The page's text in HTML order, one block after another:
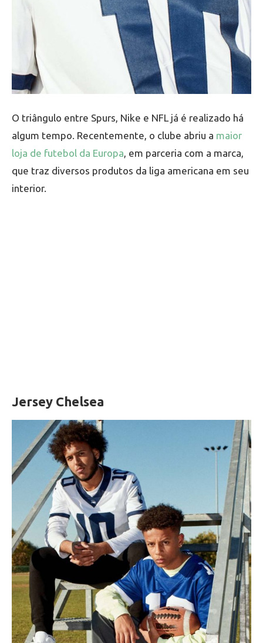
O triângulo entre Spurs, Nike e NFL já é realizado há
algum tempo. Recentemente, o clube abriu a maior
loja de futebol da Europa, em parceria com a marca,
que traz diversos produtos da liga americana em seu
interior.
Jersey Chelsea